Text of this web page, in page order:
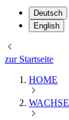
Deutsch
English
zur Startseite
HOME
WACHSE